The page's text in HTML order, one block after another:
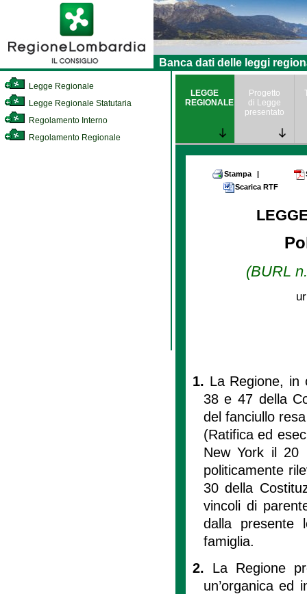
Banca dati delle leggi
Legge Regionale
Legge Regionale Statutaria
Regolamento Interno
Regolamento Regionale
LEGGE
REGIONALE
Progetto
di Legge
presentato
Stampa |
Scarica RTF
(BURL
1. La Regione, in
38 e 47 della
del fanciullo
(Ratifica ed
New York il 20
politicamente
30 della
vincoli di
dalla presente
famiglia.
2. La Regione
un’organica ed